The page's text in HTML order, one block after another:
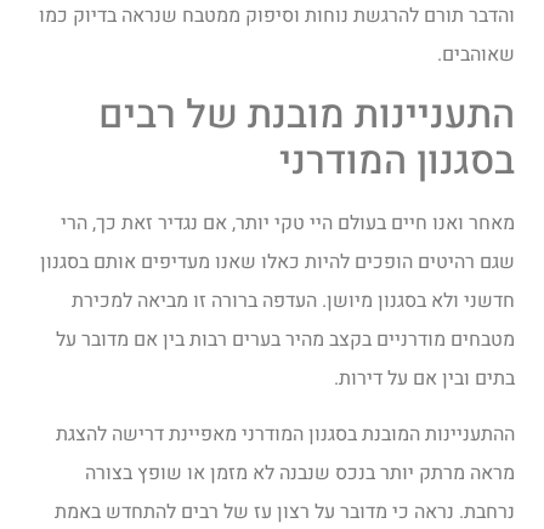
והדבר תורם להרגשת נוחות וסיפוק ממטבח שנראה בדיוק כמו
שאוהבים.
התעניינות מובנת של רבים
בסגנון המודרני
מאחר ואנו חיים בעולם היי טקי יותר, אם נגדיר זאת כך, הרי
שגם רהיטים הופכים להיות כאלו שאנו מעדיפים אותם בסגנון
חדשני ולא בסגנון מיושן. העדפה ברורה זו מביאה למכירת
מטבחים מודרניים בקצב מהיר בערים רבות בין אם מדובר על
בתים ובין אם על דירות.
ההתעניינות המובנת בסגנון המודרני מאפיינת דרישה להצגת
מראה מרתק יותר בנכס שנבנה לא מזמן או שופץ בצורה
נרחבת. נראה כי מדובר על רצון עז של רבים להתחדש באמת